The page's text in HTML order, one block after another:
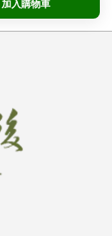
加入購物車